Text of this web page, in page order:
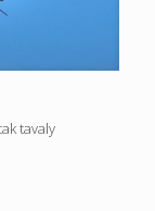
tavaly